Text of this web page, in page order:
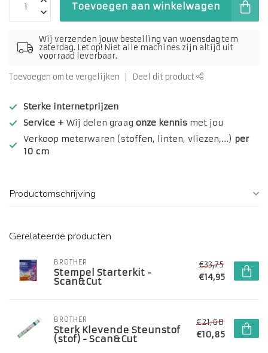
Toevoegen aan winkelwagen
Wij verzenden jouw bestelling van woensdag tem
zaterdag. Let op! Niet alle machines zijn altijd uit
voorraad leverbaar.
Toevoegen om te vergelijken Deel dit product
Sterke internetprijzen
Service + Wij delen graag onze kennis met jou
Verkoop meterwaren (stoffen, linten, vliezen,...) per
10 cm
Productomschrijving
Gerelateerde producten
BROTHER
Stempel Starterkit -
Scan&Cut
€33,75
€14,95
BROTHER
Sterk Klevende Steunstof
(stof) - Scan&Cut
€21,60
€10,85